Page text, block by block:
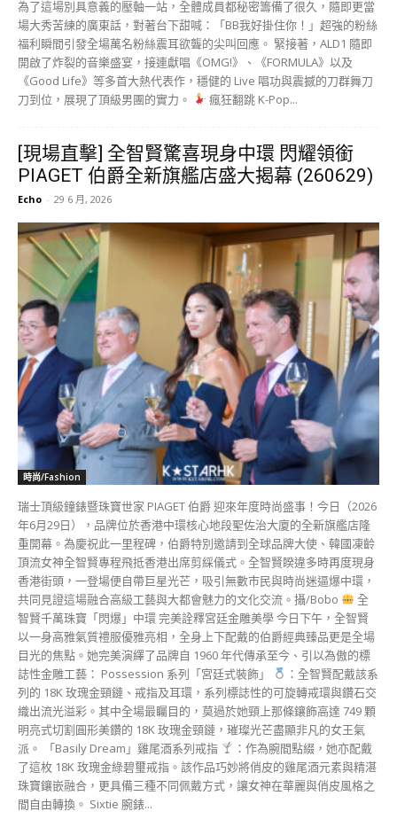
時尚/Fashion
瑞士頂級鐘錶暨珠寶世家 PIAGET 伯爵 迎來年度時尚盛事！今日（2026
年6月29日），品牌位於香港中環核心地段聖佐治大廈的全新旗艦店隆
重開幕。為慶祝此一里程碑，伯爵特別邀請到全球品牌大使、韓國凍齡
頂流女神全智賢專程飛抵香港出席剪綵儀式。全智賢睽違多時再度現身
香港街頭，一登場便自帶巨星光芒，吸引無數市民與時尚迷逼爆中環，
共同見證這場融合高級工藝與大都會魅力的文化交流。攝/Bobo
全
智賢千萬珠寶「閃爆」中環 完美詮釋宮廷金雕美學 今日下午，全智賢
以一身高雅氣質禮服優雅亮相，全身上下配戴的伯爵經典臻品更是全場
目光的焦點。她完美演繹了品牌自 1960 年代傳承至今、引以為傲的標
誌性金雕工藝： Possession 系列「宮廷式裝飾」
：全智賢配戴該系
列的 18K 玫瑰金頸鏈、戒指及耳環，系列標誌性的可旋轉戒環與鑽石交
織出流光溢彩。其中全場最矚目的，莫過於她頸上那條鑲飾高達 749 顆
明亮式切割圓形美鑽的 18K 玫瑰金頸鏈，璀璨光芒盡顯非凡的女王氣
派。 「Basily Dream」雞尾酒系列戒指
：作為腕間點綴，她亦配戴
了這枚 18K 玫瑰金綠碧璽戒指。該作品巧妙將俏皮的雞尾酒元素與精湛
珠寶鑲嵌融合，更具備三種不同佩戴方式，讓女神在華麗與俏皮風格之
間自由轉換。 Sixtie 腕錶...
[現場直擊] 韓團XODIAC小分隊X-UNIT來港
宣傳新專 期望未來有機會發行廣東歌
(260627)
Echo 27 6 月, 2026